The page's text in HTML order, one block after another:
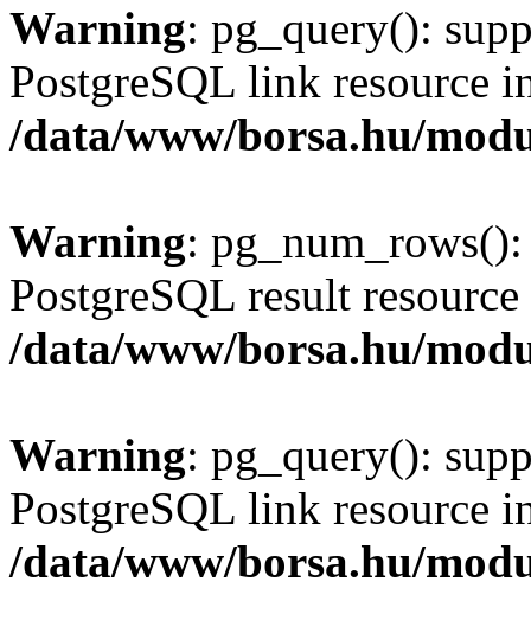
Warning: pg_query():
PostgreSQL link resource
/data/www/borsa.hu/
Warning:
PostgreSQL result
/data/www/borsa.hu/
Warning: pg_query():
PostgreSQL link resource
/data/www/borsa.hu/